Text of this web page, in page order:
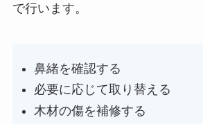
で行います。
鼻緒を確認する
必要に応じて取り替える
木材の傷を補修する